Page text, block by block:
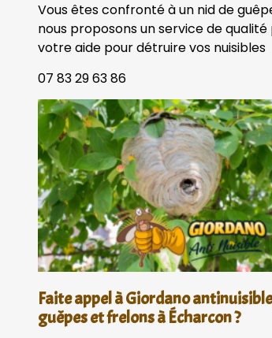
Vous êtes confronté à un nid de
nous proposons un service de
votre aide pour détruire vos nuisibles
07 83 29 63 86
Faite appel à Giordano
guêpes et frelons à Écharcon ?